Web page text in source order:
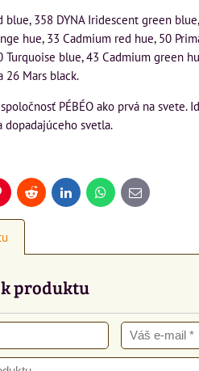
blue, 358 DYNA Iridescent green
hue, 33 Cadmium red hue, 50
Turquoise blue, 43 Cadmium green
26 Mars black.
PÉBÉO ako prvá na
svetla.
Reddit LinkedInWhatsApp
E-
mail
produktu